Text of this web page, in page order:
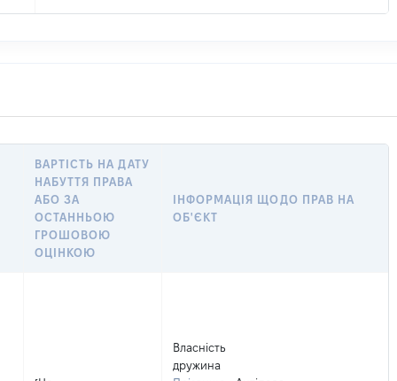
ВАРТІСТЬ НА ДАТУ
НАБУТТЯ ПРАВА
АБО ЗА
ОСТАННЬОЮ
ГРОШОВОЮ
ОЦІНКОЮ
ІНФОРМАЦІЯ ЩОДО ПРАВ НА
ОБ'ЄКТ
Власність
дружина